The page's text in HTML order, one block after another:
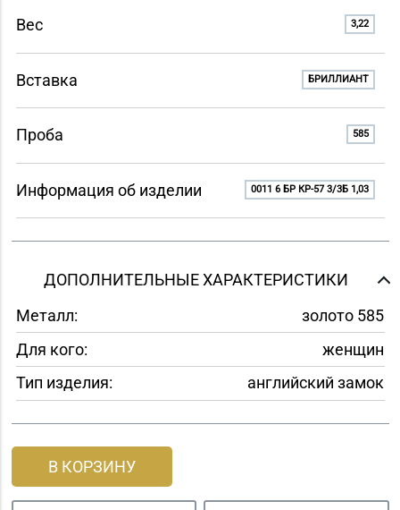
Вес 3,22
Вставка БРИЛЛИАНТ
Проба 585
Информация об изделии 0011 6 БР КР-57 3/3Б 1,03
ДОПОЛНИТЕЛЬНЫЕ ХАРАКТЕРИСТИКИ
Металл:
золото 585
Для кого:
женщин
Тип изделия:
английский замок
В КОРЗИНУ